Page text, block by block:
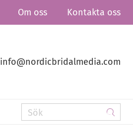
Om oss Kontakta oss
info@nordicbridalmedia.com